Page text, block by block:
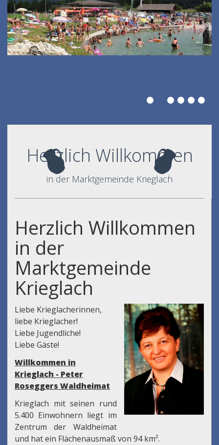
Herzlich Willkommen
in der Marktgemeinde Krieglach
Herzlich Willkommen
in der
Marktgemeinde
Krieglach
Liebe Krieglacherinnen,
liebe Krieglacher!
Liebe Jugendliche!
Liebe Gäste!
Willkommen in
Krieglach - Peter
Roseggers Waldheimat
Krieglach mit seinen rund
5.400 Einwohnern liegt im
Zentrum der Waldheimat
und hat ein Flächenausmaß von 94 km².